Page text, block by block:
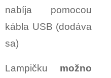
nabíja pomocou
kábla USB (dodáva
sa)
Lampičku možno